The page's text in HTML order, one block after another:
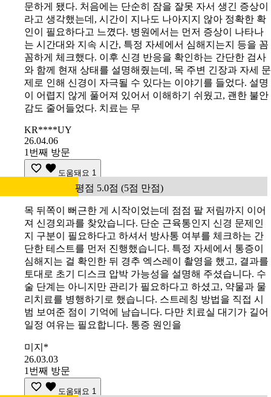
문하게 됐다. 처음에는 단순히 잠을 잘못 자서 생긴 증상이
라고 생각했는데, 시간이 지나도 나아지지 않아 정확한 확
인이 필요하다고 느꼈다. 병원에서는 먼저 증상이 나타나
는 시간대와 지속 시간, 특정 자세에서 심해지는지 등을 꼼
꼼하게 체크했다. 이후 신경 반응을 확인하는 간단한 검사
와 함께 현재 상태를 설명해줬는데, 목 주변 긴장과 자세 문
제로 인해 신경이 자극될 수 있다는 이야기를 들었다. 설명
이 어렵지 않게 풀어져 있어서 이해하기 쉬웠고, 괜한 불안
감도 줄어들었다. 치료는 무
KR****UY
26.04.06
1번째 방문
도움돼요 1
평점 5.0점 (5점 만점)
목 뒤쪽이 뻐근한 게 시작이었는데 점점 팔 저림까지 이어
져 신경외과를 찾았습니다. 단순 근육통인지 신경 문제인
지 구분이 필요하다고 하셔서 방사통 여부를 체크하는 간
단한 테스트를 먼저 진행했습니다. 특정 자세에서 통증이
심해지는 걸 확인한 뒤 경추 엑스레이 촬영을 했고, 결과를
토대로 초기 디스크 압박 가능성을 설명해 주셨습니다. 수
술 단계는 아니지만 관리가 필요하다고 하셨고, 약물과 물
리치료를 병행하기로 했습니다. 스트레칭 방법을 직접 시
범 보여준 점이 기억에 남습니다. 다만 치료실 대기가 길어
일정 여유는 필요합니다. 통증 원인을
미지*
26.03.03
1번째 방문
도움돼요 1